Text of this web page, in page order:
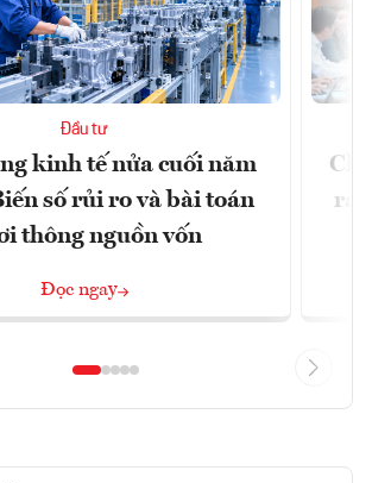
Đầu tư
kinh tế nửa cuối năm
số rủi ro và bài toán
thông nguồn vốn
Đọc ngay
ra